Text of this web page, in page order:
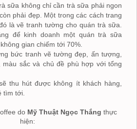
sữa không chỉ cần trà sữa phải ngon
phải đẹp. Một trong các cách trang
là vẽ tranh tường cho quán trà sữa.
để kinh doanh một quán trà sữa
gian chiếm tới 70%.
bức tranh vẽ tường đẹp, ấn tượng,
màu sắc và chủ đề phù hợp với tổng
thu hút được không ít khách hàng,
tìm tới.
do Mỹ Thuật Ngọc Thắng thực
hiện: